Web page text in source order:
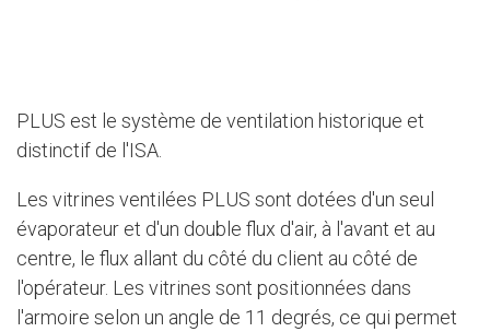
PLUS est le système de ventilation historique et
distinctif de l'ISA.
Les vitrines ventilées PLUS sont dotées d'un seul
évaporateur et d'un double flux d'air, à l'avant et au
centre, le flux allant du côté du client au côté de
l'opérateur. Les vitrines sont positionnées dans
l'armoire selon un angle de 11 degrés, ce qui permet